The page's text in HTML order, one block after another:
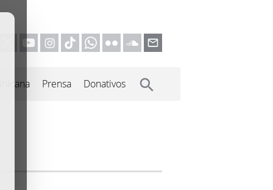
Prensa Donativos